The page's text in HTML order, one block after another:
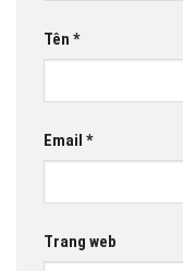
Tên *
Email *
Trang web